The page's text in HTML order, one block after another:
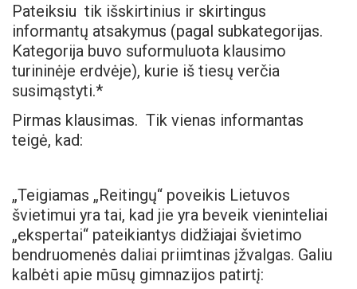
Pateiksiu tik išskirtinius ir skirtingus
informantų atsakymus (pagal subkategorijas.
Kategorija buvo suformuluota klausimo
turininėje erdvėje), kurie iš tiesų verčia
susimąstyti.*
Pirmas klausimas. Tik vienas informantas
teigė, kad:
„Teigiamas „Reitingų“ poveikis Lietuvos
švietimui yra tai, kad jie yra beveik vieninteliai
„ekspertai“ pateikiantys didžiajai švietimo
bendruomenės daliai priimtinas įžvalgas. Galiu
kalbėti apie mūsų gimnazijos patirtį: